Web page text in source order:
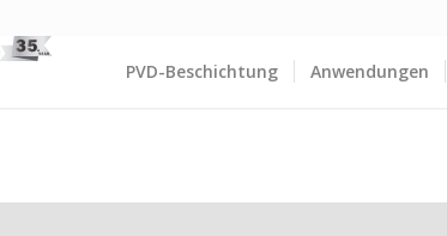
PVD-Beschichtung Anwendungen